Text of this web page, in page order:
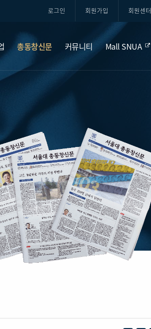
로그인 회원가입 회원센터
총동창신문 커뮤니티 Mall SNUA